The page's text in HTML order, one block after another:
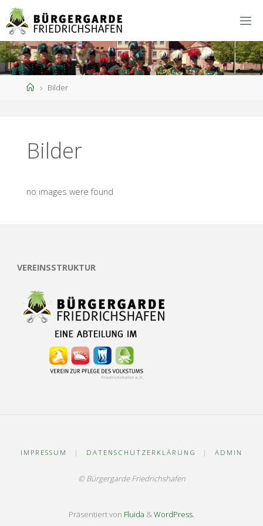
Zum
Inhalt
springen
StartBilder
Bilder
no images were found
VEREINSSTRUKTUR
IMPRESSUM | DATENSCHUTZERKLÄRUNG | ADMIN
© Bürgergarde Friedrichshafen
Präsentiert von Fluida &WordPress.